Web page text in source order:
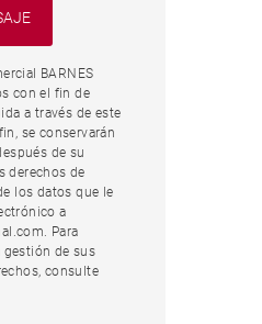
BARNES
con el fin de
a través de este
se conservarán
de su
derechos de
los datos que le
a
Para
de sus
consulte